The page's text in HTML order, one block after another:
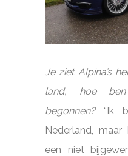
Je ziet Alpina’s
land, hoe
begonnen?“Ik
Nederland,
een niet